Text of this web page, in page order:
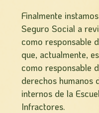
Finalmente
Seguro Social a
como responsable
que, actualmente,
como responsable
derechos humanos
internos de la
Infractores.